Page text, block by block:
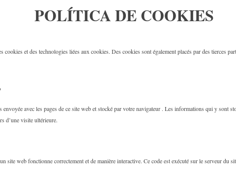
POLÍTICA DE COOKIES
et des technologies liées aux cookies. Des cookies sont également placés par des tierces
avec les pages de ce site web et stocké par votre navigateur . Les informations qui y sont
d’une visite ultérieure.
site web fonctionne correctement et de manière interactive. Ce code est exécuté sur le serveur du